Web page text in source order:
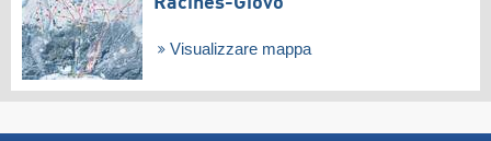
Visualizzare mappa